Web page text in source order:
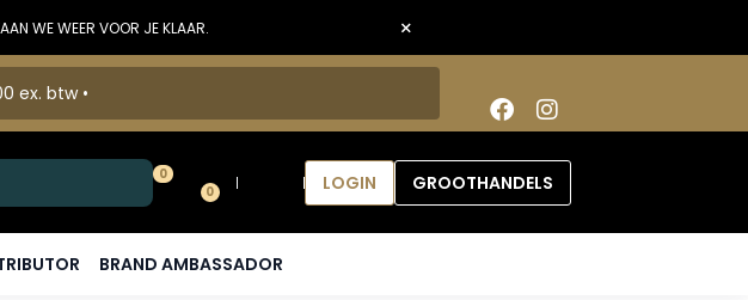
WE WEER VOOR JE KLAAR. ×
ex. btw •
0
0
LOGIN GROOTHANDELS
BRAND AMBASSADOR